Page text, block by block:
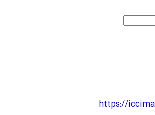
https://